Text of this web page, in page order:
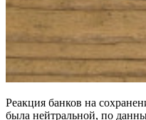
Реакция банков на
была нейтральной, по